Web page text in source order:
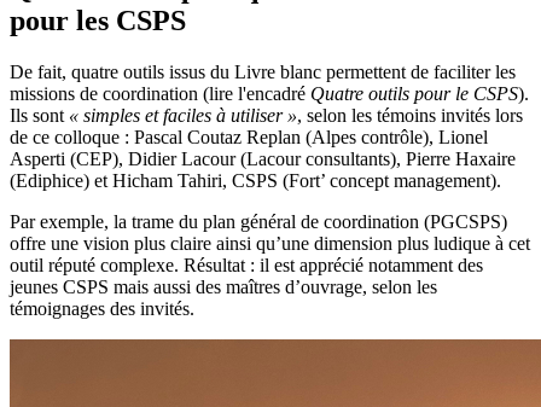
pour les CSPS
De fait, quatre outils issus du Livre blanc permettent de faciliter les
missions de coordination (lire l'encadré Quatre outils pour le CSPS).
Ils sont « simples et faciles à utiliser », selon les témoins invités lors
de ce colloque : Pascal Coutaz Replan (Alpes contrôle), Lionel
Asperti (CEP), Didier Lacour (Lacour consultants), Pierre Haxaire
(Ediphice) et Hicham Tahiri, CSPS (Fort’ concept management).
Par exemple, la trame du plan général de coordination (PGCSPS)
offre une vision plus claire ainsi qu’une dimension plus ludique à cet
outil réputé complexe. Résultat : il est apprécié notamment des
jeunes CSPS mais aussi des maîtres d’ouvrage, selon les
témoignages des invités.